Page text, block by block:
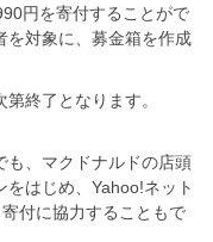
円を寄付することがで
を対象に、募金箱を作成
終了となります。
も、マクドナルドの店頭
はじめ、Yahoo!ネット
付に協力することもで